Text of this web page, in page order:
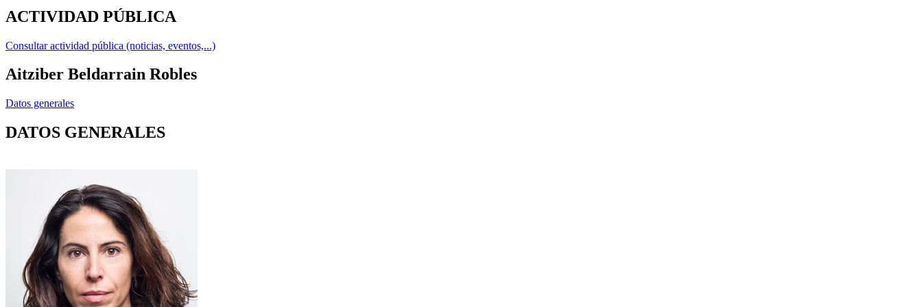
ACTIVIDAD PÚBLICA
Consultar actividad pública (noticias, eventos,...)
Aitziber Beldarrain Robles
Datos generales
DATOS GENERALES